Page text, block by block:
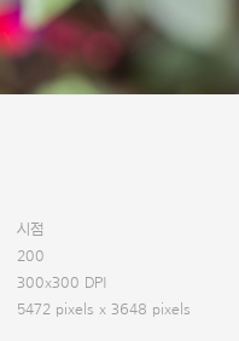
시점
200
300x300 DPI
5472 pixels x 3648 pixels